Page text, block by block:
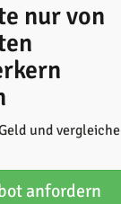
nur von
und vergleiche
anfordern